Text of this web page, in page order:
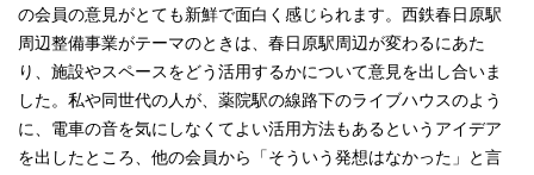
の会員の意見がとても新鮮で面白く感じられます。西鉄春日原駅
周辺整備事業がテーマのときは、春日原駅周辺が変わるにあた
り、施設やスペースをどう活用するかについて意見を出し合いま
した。私や同世代の人が、薬院駅の線路下のライブハウスのよう
に、電車の音を気にしなくてよい活用方法もあるというアイデア
を出したところ、他の会員から「そういう発想はなかった」と言